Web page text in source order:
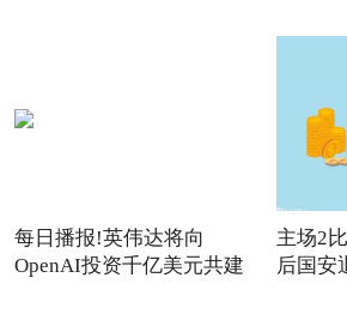
每日播报!英伟达将向
OpenAI投资千亿美元共建
主场2
后国安